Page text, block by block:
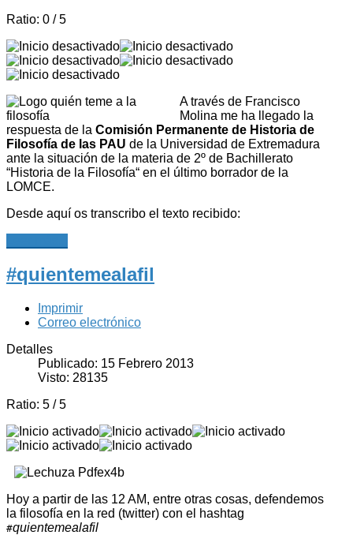
Ratio: 0 /5
A través de Francisco
Molina me ha llegado la
respuesta de la Comisión Permanente de Historia de
Filosofía de las PAU de la Universidad de Extremadura
ante la situación de la materia de 2º de Bachillerato
“Historia de la Filosofía“ en el último borrador de la
LOMCE.
Desde aquí os transcribo el texto recibido:
#quientemealafil
Imprimir
Correo electrónico
Detalles
Publicado: 15 Febrero 2013
Visto: 28135
Ratio: 5 /5
Hoy a partir de las 12 AM, entre otras cosas, defendemos
la filosofía en la red (twitter) con el hashtag
#quientemealafil